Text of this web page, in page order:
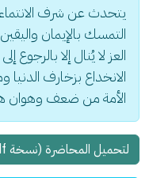
يتحدث عن شرف
التمسك بالإيمان
العز لا يُنال إلا بالرجوع
الانخداع بزخارف الدنيا
الأمة من ضعف وهوان
لتحميل المحاضرة (نسخة pdf): (اضغط هنا)